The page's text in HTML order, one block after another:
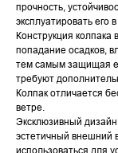
прочность,
эксплуатировать его
Конструкция
попадание осадков,
тем самым защищая
требуют
Колпак отличается
ветре.
Эксклюзивный
эстетичный внешний
использоваться для